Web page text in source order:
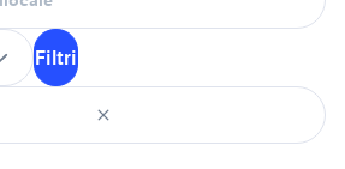
Filtri